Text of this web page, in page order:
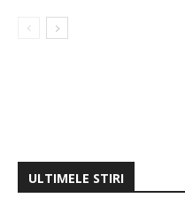
ULTIMELE STIRI